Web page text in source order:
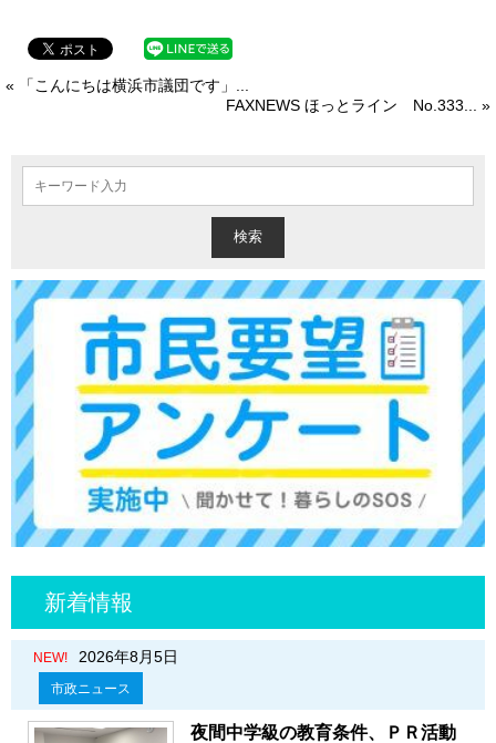
« 「こんにちは横浜市議団です」...
FAXNEWS ほっとライン No.333... »
新着情報
NEW! 2026年8月5日
市政ニュース
夜間中学級の教育条件、ＰＲ活動